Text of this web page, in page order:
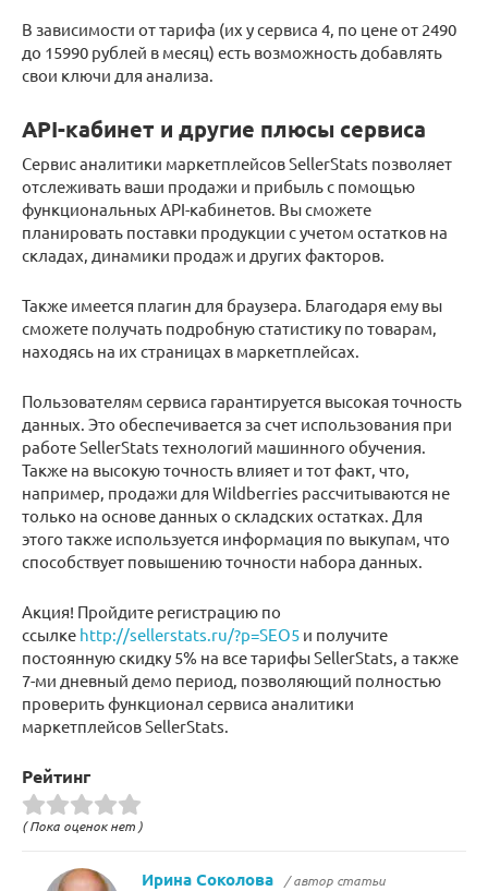
В зависимости от тарифа (их у сервиса 4, по цене от 2490
до 15990 рублей в месяц) есть возможность добавлять
свои ключи для анализа.
API-кабинет и другие плюсы сервиса
Сервис аналитики маркетплейсов SellerStats позволяет
отслеживать ваши продажи и прибыль с помощью
функциональных API-кабинетов. Вы сможете
планировать поставки продукции с учетом остатков на
складах, динамики продаж и других факторов.
Также имеется плагин для браузера. Благодаря ему вы
сможете получать подробную статистику по товарам,
находясь на их страницах в маркетплейсах.
Пользователям сервиса гарантируется высокая точность
данных. Это обеспечивается за счет использования при
работе SellerStats технологий машинного обучения.
Также на высокую точность влияет и тот факт, что,
например, продажи для Wildberries рассчитываются не
только на основе данных о складских остатках. Для
этого также используется информация по выкупам, что
способствует повышению точности набора данных.
Акция! Пройдите регистрацию по
ссылке http://sellerstats.ru/?p=SEO5 и получите
постоянную скидку 5% на все тарифы SellerStats, а также
7-ми дневный демо период, позволяющий полностью
проверить функционал сервиса аналитики
маркетплейсов SellerStats.
Рейтинг
( Пока оценок нет )
Ирина Соколова / автор статьи